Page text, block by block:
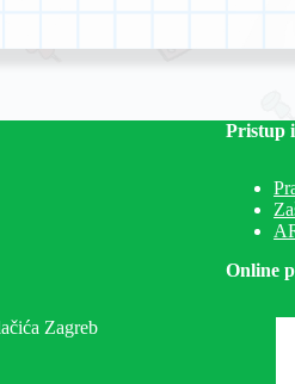
Zagreb
Pristup
Online